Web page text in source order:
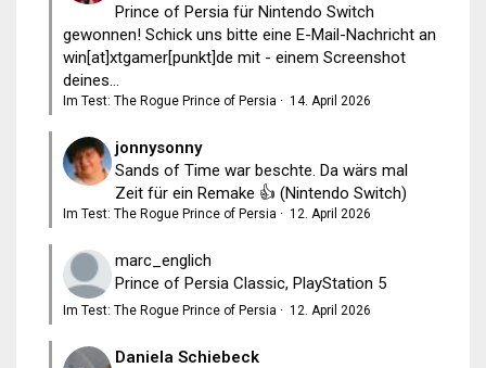
Prince of Persia für Nintendo Switch
gewonnen! Schick uns bitte eine E-Mail-Nachricht an
win[at]xtgamer[punkt]de mit - einem Screenshot
deines...
Im Test: The Rogue Prince of Persia · 14. April 2026
jonnysonny
Sands of Time war beschte. Da wärs mal
Zeit für ein Remake 👍 (Nintendo Switch)
Im Test: The Rogue Prince of Persia · 12. April 2026
marc_englich
Prince of Persia Classic, PlayStation 5
Im Test: The Rogue Prince of Persia · 12. April 2026
Daniela Schiebeck